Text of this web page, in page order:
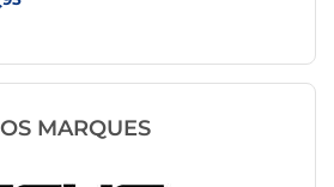
MARQUES